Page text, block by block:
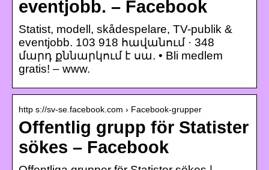
eventjobb. – Facebook
Statist, modell, skådespelare, TV-publik &
eventjobb. 103 918 հավանում · 348
մարդ քննարկում է սա. • Bli medlem
gratis! – www.
http s://sv-se.facebook.com › Facebook-grupper
Offentlig grupp för Statister
sökes – Facebook